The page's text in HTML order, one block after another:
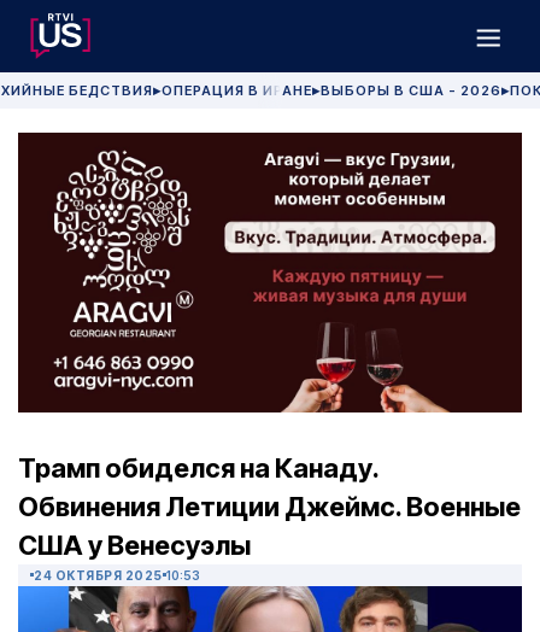
БЕДСТВИЯ▶ОПЕРАЦИЯ В ИРАНЕ▶ВЫБОРЫ В США - 2026 ▶
Трамп обиделся на Канаду.
Обвинения Летиции Джеймс. Военные
США у Венесуэлы
24 ОКТЯБРЯ 2025 10:53